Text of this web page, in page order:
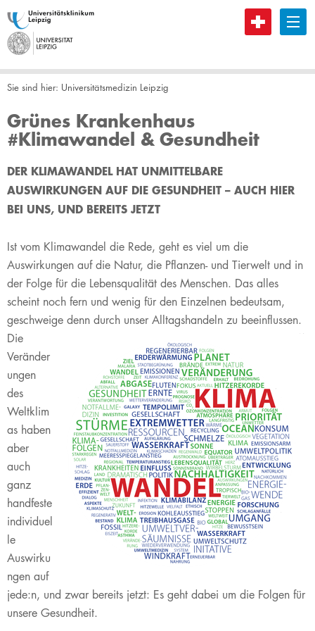
B
Sie sind hier: Universitätsmedizin Leipzig
Grünes Krankenhaus
#Klimawandel & Gesundheit
​​DER KLIMAWANDEL HAT UNMITTELBARE
AUSWIRKUNGEN AUF DIE GESUNDHEIT – AUCH HIER
BEI UNS, UND BEREITS JETZT
Ist vom Klimawandel die Rede, geht es viel um die
Auswirkungen auf die Natur, die Pflanzen- und Tierwelt und in
der Folge für die Lebensqualität des Menschen. Das alles
scheint noch fern und wenig für den Einzelnen bedeutsam,
geschweige denn durch unser Alltagshandeln zu beeinflussen.
Die
Veränder
ungen
des
Weltklim
as haben
aber
auch
ganz
handfeste
individuel
le
Auswirku
ngen auf
jede:n, und zwar bereits jetzt: Es geht dabei um die Folgen für
unsere Gesundheit.